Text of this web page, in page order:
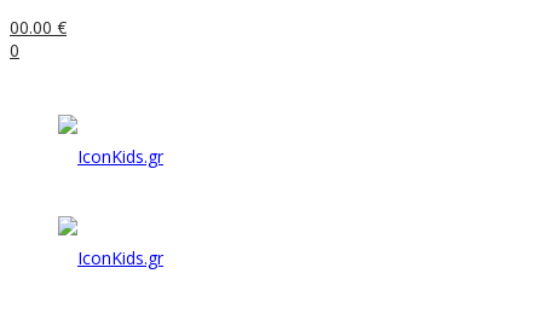
00.00 €
0